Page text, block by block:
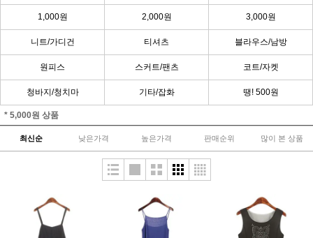
1,000원 2,000원 3,000원
니트/가디건 티셔츠 블라우스/남방
원피스 스커트/팬츠 코트/자켓
청바지/청치마 기타/잡화 땡! 500원
* 5,000원 상품
최신순 낮은가격 높은가격 판매순위 많이 본 상품